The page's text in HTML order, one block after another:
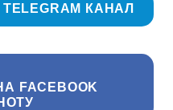
КАНАЛ
FACEBOOK